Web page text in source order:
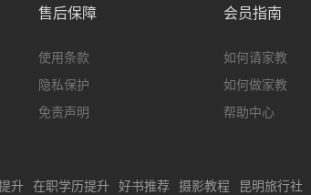
售后保障
使用条款
隐私保护
免责声明
会员指南
如何请家教
如何做家教
帮助中心
升 在职学历提升 好书推荐 摄影教程 昆明旅行社